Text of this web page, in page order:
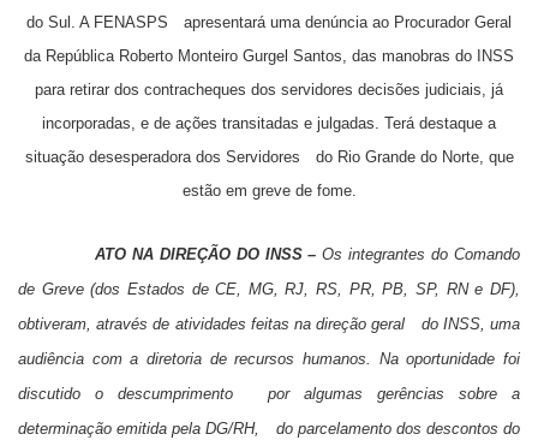
do Sul. A FENASPS apresentará uma denúncia ao Procurador Geral
da República Roberto Monteiro Gurgel Santos, das manobras do INSS
para retirar dos contracheques dos servidores decisões judiciais, já
incorporadas, e de ações transitadas e julgadas. Terá destaque a
situação desesperadora dos Servidores do Rio Grande do Norte, que
estão em greve de fome.
ATO NA DIREÇÃO DO INSS – Os integrantes do Comando
de Greve (dos Estados de CE, MG, RJ, RS, PR, PB, SP, RN e DF),
obtiveram, através de atividades feitas na direção geral do INSS, uma
audiência com a diretoria de recursos humanos. Na oportunidade foi
discutido o descumprimento por algumas gerências sobre a
determinação emitida pela DG/RH, do parcelamento dos descontos do